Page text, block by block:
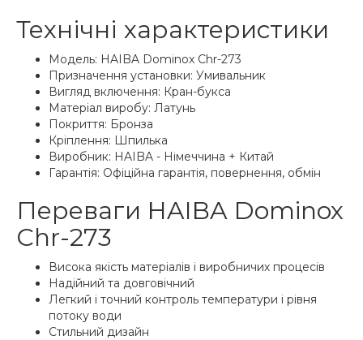
Технічні характеристики
Модель: HAIBA Dominox Chr-273
Призначення установки: Умивальник
Вигляд включення: Кран-букса
Матеріал виробу: Латунь
Покриття: Бронза
Кріплення: Шпилька
Виробник: HAIBA - Німеччина + Китай
Гарантія: Офіційна гарантія, повернення, обмін
Переваги HAIBA Dominox
Chr-273
Висока якість матеріалів і виробничих процесів
Надійний та довговічний
Легкий і точний контроль температури і рівня
потоку води
Стильний дизайн